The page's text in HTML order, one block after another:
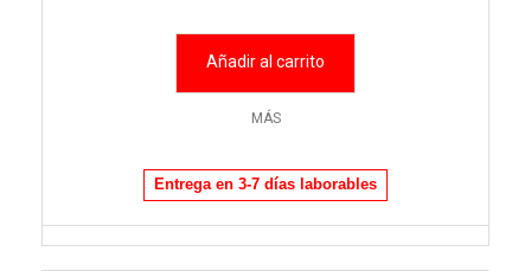
Añadir al carrito
MÁS
Entrega en 3-7 días laborables